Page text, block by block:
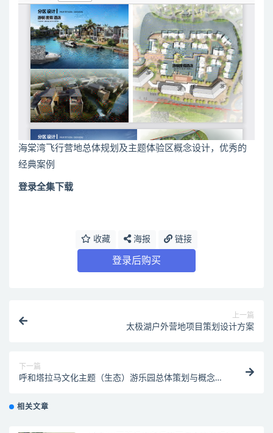
海棠湾飞行营地总体规划及主题体验区概念设计，优秀的
经典案例
登录全集下载
收藏 海报 链接
登录后购买
上一篇
太极湖户外营地项目策划设计方案
下一篇
呼和塔拉马文化主题（生态）游乐园总体策划与概念性
相关文章